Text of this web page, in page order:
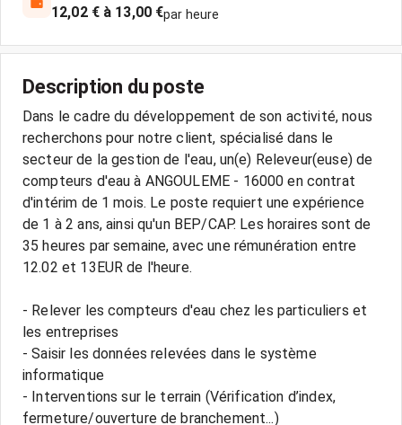
12,02 € à 13,00 €par heure
Description du poste
Dans le cadre du développement de son activité, nous
recherchons pour notre client, spécialisé dans le
secteur de la gestion de l'eau, un(e) Releveur(euse) de
compteurs d'eau à ANGOULEME - 16000 en contrat
d'intérim de 1 mois. Le poste requiert une expérience
de 1 à 2 ans, ainsi qu'un BEP/CAP. Les horaires sont de
35 heures par semaine, avec une rémunération entre
12.02 et 13EUR de l'heure.
- Relever les compteurs d'eau chez les particuliers et
les entreprises
- Saisir les données relevées dans le système
informatique
- Interventions sur le terrain (Vérification d’index,
fermeture/ouverture de branchement...)